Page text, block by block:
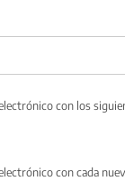
con los
con cada